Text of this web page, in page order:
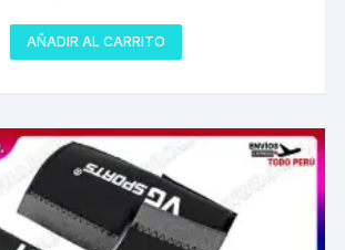
AÑADIR AL CARRITO